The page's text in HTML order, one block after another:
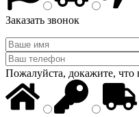
Заказать звонок
Пожалуйста, докажите, что